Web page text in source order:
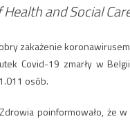
and Social
zakażenie
Covid-19 zmarły w
osób.
poinformowało, że